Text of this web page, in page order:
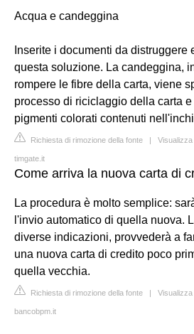
Acqua e candeggina
Inserite i documenti da distruggere
questa soluzione. La candeggina,
rompere le fibre della carta, viene
processo di riciclaggio della carta
pigmenti colorati contenuti
Richiesta di rimozione della fonte |
timgate.it
Come arriva la nuova carta di
La procedura è molto semplice:
l'invio automatico di quella nuova.
diverse indicazioni, provvederà a
una nuova carta di credito poco
quella vecchia.
Richiesta di rimozione della fonte |
bancobpm.it